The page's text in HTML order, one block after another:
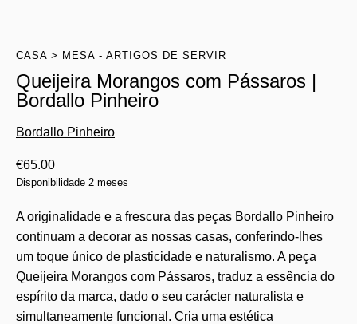
CASA MESA - ARTIGOS DE SERVIR
Queijeira Morangos com Pássaros |
Bordallo Pinheiro
Bordallo Pinheiro
€65.00
Disponibilidade 2 meses
A originalidade e a frescura das peças Bordallo Pinheiro
continuam a decorar as nossas casas, conferindo-lhes
um toque único de plasticidade e naturalismo. A peça
Queijeira Morangos com Pássaros, traduz a essência do
espírito da marca, dado o seu carácter naturalista e
simultaneamente funcional. Cria uma estética